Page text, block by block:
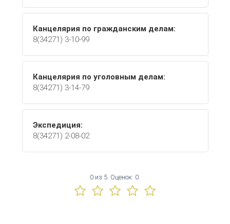
Канцелярия по гражданским делам:
8(34271) 3-10-99
Канцелярия по уголовным делам:
8(34271) 3-14-79
Экспедиция:
8(34271) 2-08-02
0 из 5. Оценок: 0